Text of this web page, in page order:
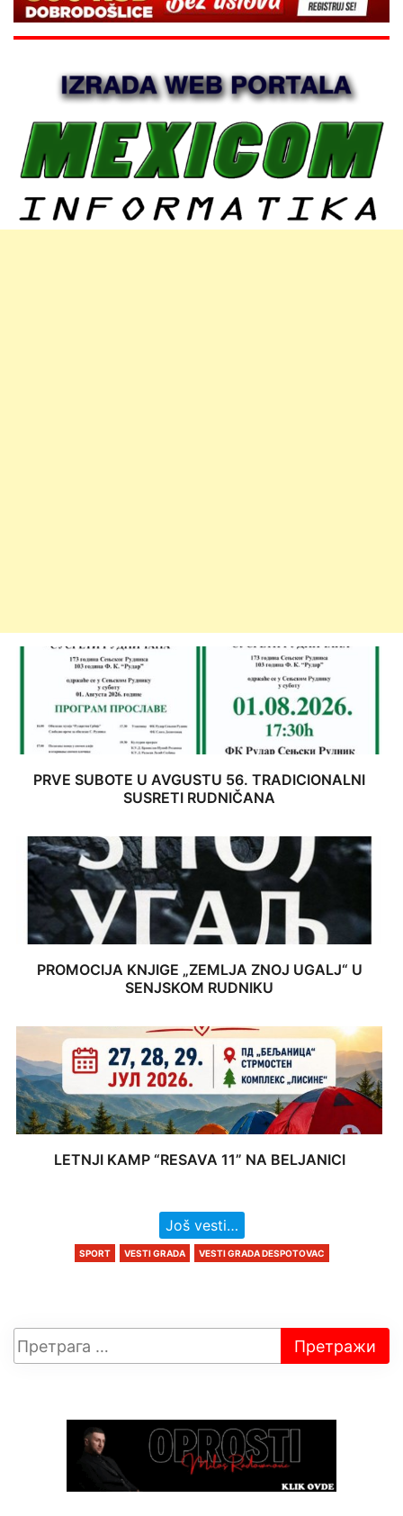
PRVE SUBOTE U AVGUSTU 56. TRADICIONALNI
SUSRETI RUDNIČANA
PROMOCIJA KNJIGE „ZEMLJA ZNOJ UGALJ“ U
SENJSKOM RUDNIKU
LETNJI KAMP “RESAVA 11” NA BELJANICI
Još vesti…
SPORT VESTI GRADA VESTI GRADA DESPOTOVAC